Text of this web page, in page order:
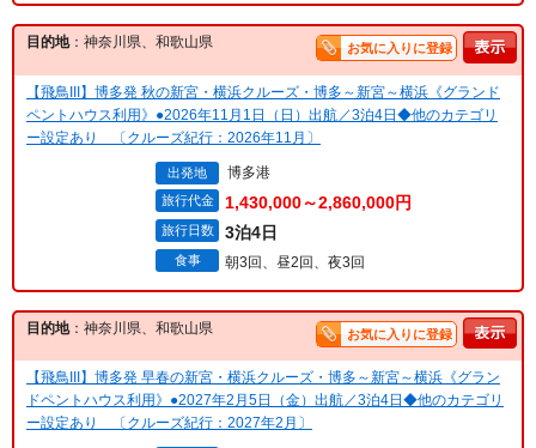
目的地：神奈川県、和歌山県 お気に入りに登録
【飛鳥III】博多発 秋の新宮・横浜クルーズ・博多～新宮～横浜《グランド
ペントハウス利用》●2026年11月1日（日）出航／3泊4日◆他のカテゴリ
ー設定あり 〔クルーズ紀行：2026年11月〕
出発地 博多港
旅行代金 1,430,000～2,860,000円
旅行日数 3泊4日
食事 朝3回、昼2回、夜3回
目的地：神奈川県、和歌山県 お気に入りに登録
【飛鳥III】博多発 早春の新宮・横浜クルーズ・博多～新宮～横浜《グラン
ドペントハウス利用》●2027年2月5日（金）出航／3泊4日◆他のカテゴリ
ー設定あり 〔クルーズ紀行：2027年2月〕